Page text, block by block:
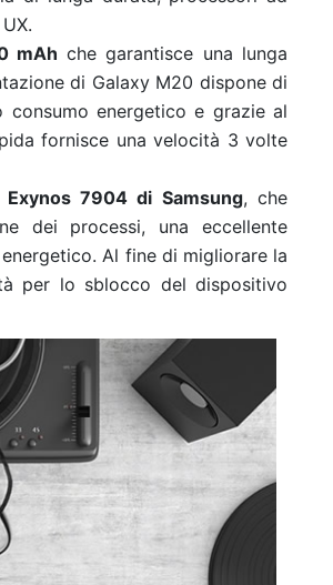
mAh che garantisce una lunga
di Galaxy M20 dispone di
energetico e grazie al
fornisce una velocità 3 volte
7904 di Samsung, che
dei processi, una eccellente
Al fine di migliorare la
per lo sblocco del dispositivo